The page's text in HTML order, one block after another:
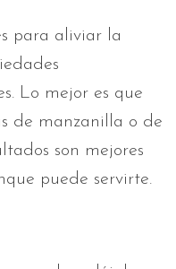
para aliviar la
Lo mejor es que
de manzanilla o de
son mejores
puede servirte.